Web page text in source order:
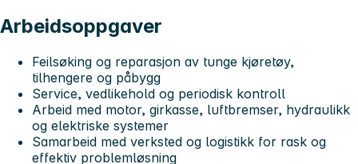
Arbeidsoppgaver
Feilsøking og reparasjon av tunge kjøretøy,
tilhengere og påbygg
Service, vedlikehold og periodisk kontroll
Arbeid med motor, girkasse, luftbremser, hydraulikk
og elektriske systemer
Samarbeid med verksted og logistikk for rask og
effektiv problemløsning